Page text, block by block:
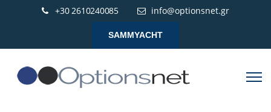
+30 2610240085 info@optionsnet.gr
SAMMYACHT